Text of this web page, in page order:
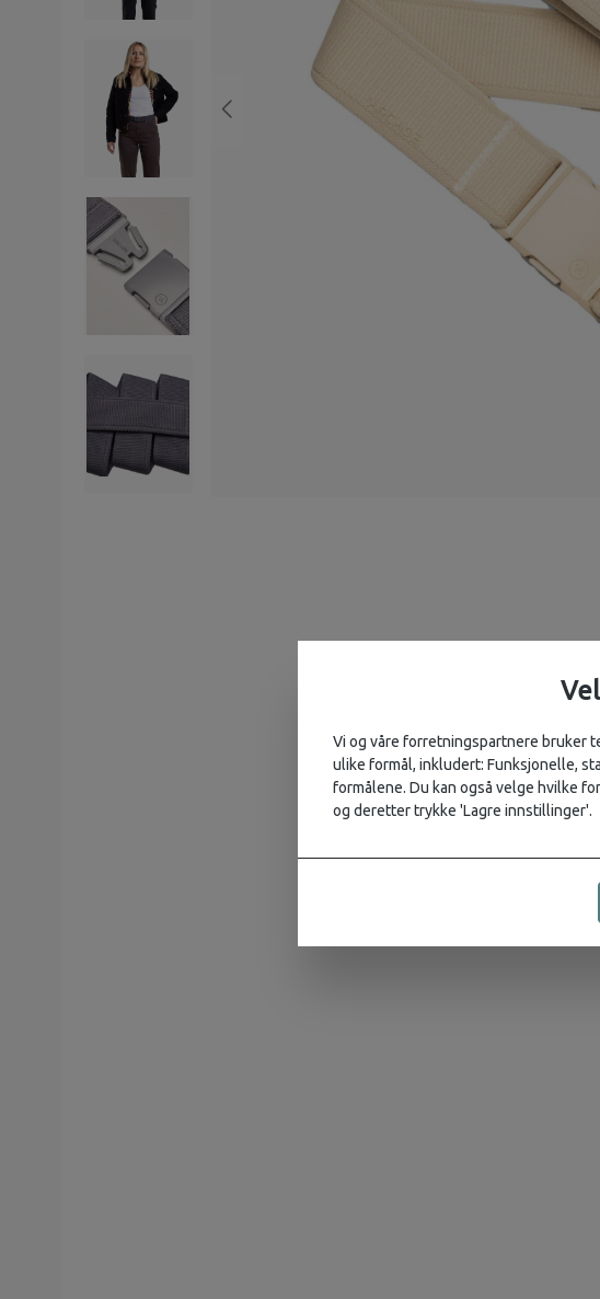
Vi og våre forretningspartnere bruker
ulike formål, inkludert: Funksjonelle,
formålene. Du kan også velge hvilke
og deretter trykke 'Lagre innstillinger'.